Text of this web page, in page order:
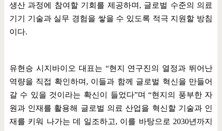
생산 과정에 참여할 기회를 제공하며 , 글로벌 수준의 의료
기기 기술과 실무 경험을 쌓을 수 있도록 적극 지원할 방침
이다.
유현승 시지바이오 대표는 “현지 연구진의 열정과 뛰어난
역량을 직접 확인하며 , 이들과 함께 글로벌 혁신을 만들어
갈 수 있을 것이라는 확신이 들었다”며“현지의 풍부한 자
원과 인재를 활용해 글로벌 의료 산업을 혁신할 기술과 인
재를 키워 나가는 데 일조하고, 이를 바탕으로 2030년까지